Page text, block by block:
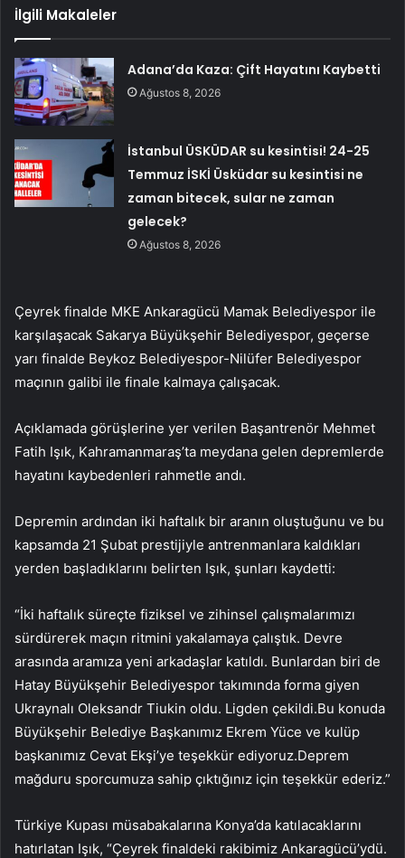
İlgili Makaleler
Adana’da Kaza: Çift Hayatını Kaybetti
Ağustos 8, 2026
İstanbul ÜSKÜDAR su kesintisi! 24-25
Temmuz İSKİ Üsküdar su kesintisi ne
zaman bitecek, sular ne zaman
gelecek?
Ağustos 8, 2026
Çeyrek finalde MKE Ankaragücü Mamak Belediyespor ile
karşılaşacak Sakarya Büyükşehir Belediyespor, geçerse
yarı finalde Beykoz Belediyespor-Nilüfer Belediyespor
maçının galibi ile finale kalmaya çalışacak.
Açıklamada görüşlerine yer verilen Başantrenör Mehmet
Fatih Işık, Kahramanmaraş’ta meydana gelen depremlerde
hayatını kaybedenleri rahmetle andı.
Depremin ardından iki haftalık bir aranın oluştuğunu ve bu
kapsamda 21 Şubat prestijiyle antrenmanlara kaldıkları
yerden başladıklarını belirten Işık, şunları kaydetti:
“İki haftalık süreçte fiziksel ve zihinsel çalışmalarımızı
sürdürerek maçın ritmini yakalamaya çalıştık. Devre
arasında aramıza yeni arkadaşlar katıldı. Bunlardan biri de
Hatay Büyükşehir Belediyespor takımında forma giyen
Ukraynalı Oleksandr Tiukin oldu. Ligden çekildi.Bu konuda
Büyükşehir Belediye Başkanımız Ekrem Yüce ve kulüp
başkanımız Cevat Ekşi’ye teşekkür ediyoruz.Deprem
mağduru sporcumuza sahip çıktığınız için teşekkür ederiz.”
Türkiye Kupası müsabakalarına Konya’da katılacaklarını
hatırlatan Işık, “Çeyrek finaldeki rakibimiz Ankaragücü’ydü.